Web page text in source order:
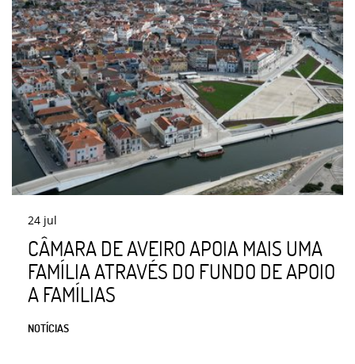
24 jul
CÂMARA DE AVEIRO APOIA MAIS UMA
FAMÍLIA ATRAVÉS DO FUNDO DE APOIO
A FAMÍLIAS
NOTÍCIAS